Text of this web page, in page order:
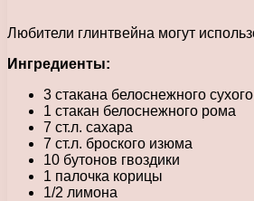
Любители глинтвейна могут
Ингредиенты:
3 стакана белоснежного
1 стакан белоснежного рома
7 ст.л. сахара
7 ст.л. броского изюма
10 бутонов гвоздики
1 палочка корицы
1/2 лимона